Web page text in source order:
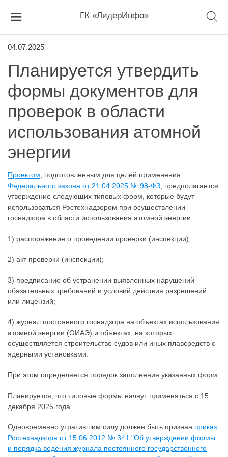
ГК «ЛидерИнфо»
04.07.2025
Планируется утвердить
формы документов для
проверок в области
использования атомной
энергии
Проектом , подготовленным для целей применения
Федерального закона от 21.04.2025 № 98-ФЗ , предполагается
утверждение следующих типовых форм, которые будут
использоваться Ростехнадзором при осуществлении
госнадзора в области использования атомной энергии:
1) распоряжение о проведении проверки (инспекции);
2) акт проверки (инспекции);
3) предписание об устранении выявленных нарушений
обязательных требований и условий действия разрешений
или лицензий;
4) журнал постоянного госнадзора на объектах использования
атомной энергии (ОИАЭ) и объектах, на которых
осуществляется строительство судов или иных плавсредств с
ядерными установками.
При этом определяется порядок заполнения указанных форм.
Планируется, что типовые формы начнут применяться с 15
декабря 2025 года.
Одновременно утратившим силу должен быть признан приказ
Ростехнадзора от 15.06.2012 № 341 "Об утверждении формы
и порядка ведения журнала постоянного государственного